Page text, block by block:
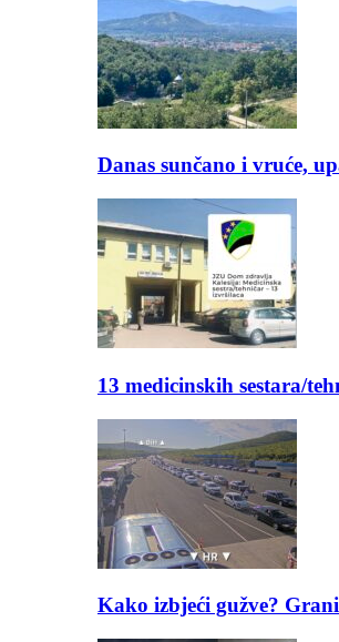
Danas sunčano i vruće,
13 medicinskih sestara/
Kako izbjeći gužve?